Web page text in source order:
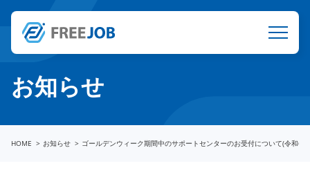
お知らせ
HOME お知らせ ゴールデンウィーク期間中のサポートセンターのお受付について(令和6